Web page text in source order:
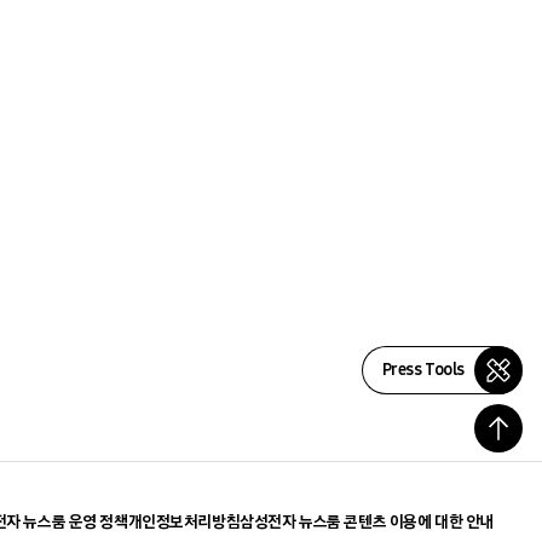
Press Tools
자 뉴스룸 운영 정책개인정보처리방침삼성전자 뉴스룸 콘텐츠 이용에 대한 안내